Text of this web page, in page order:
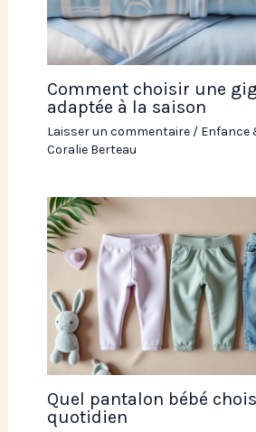
Comment choisir une
adaptée à la saison
Laisser un commentaire / Enfance
Coralie Berteau
Quel pantalon bébé
quotidien